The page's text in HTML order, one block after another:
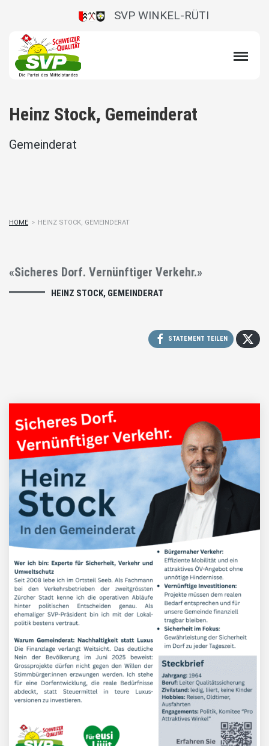
SVP WINKEL-RÜTI
Heinz Stock, Gemeinderat
Gemeinderat
HOME > HEINZ STOCK, GEMEINDERAT
«Sicheres Dorf. Vernünftiger Verkehr.»
HEINZ STOCK, GEMEINDERAT
STATEMENT TEILEN